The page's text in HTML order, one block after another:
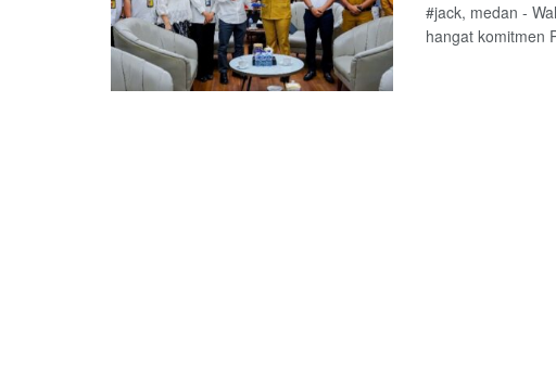
#jack, medan -
hangat komitmen